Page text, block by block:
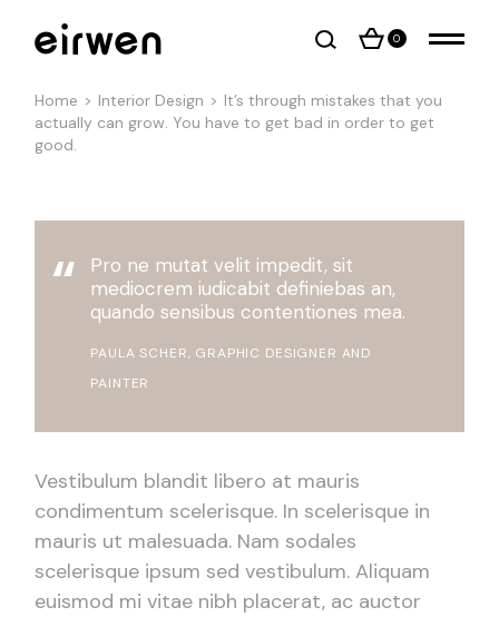
0
Home Interior Design
It’s through mistakes that you
actually can grow. You have to get bad in order to get
good.
Pro ne mutat velit impedit, sit
mediocrem iudicabit definiebas an,
quando sensibus contentiones mea.
PAULA SCHER, GRAPHIC DESIGNER AND
PAINTER
Vestibulum blandit libero at mauris
condimentum scelerisque. In scelerisque in
mauris ut malesuada. Nam sodales
scelerisque ipsum sed vestibulum. Aliquam
euismod mi vitae nibh placerat, ac auctor